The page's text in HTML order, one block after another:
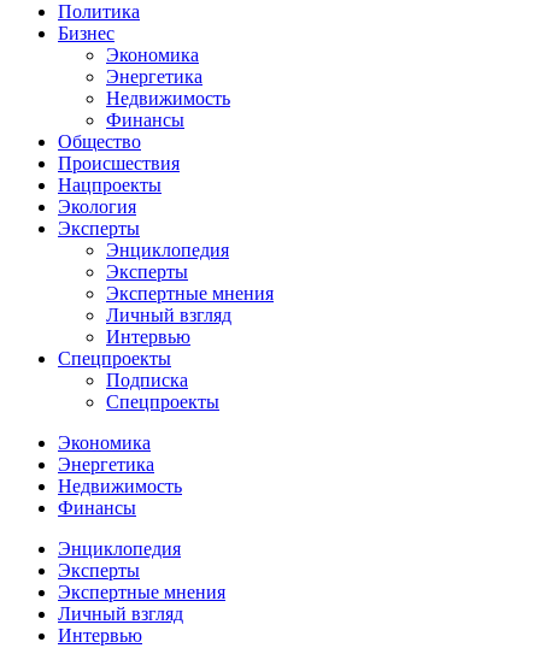
Политика
Бизнес
Экономика
Энергетика
Недвижимость
Финансы
Общество
Происшествия
Нацпроекты
Экология
Эксперты
Энциклопедия
Эксперты
Экспертные мнения
Личный взгляд
Интервью
Спецпроекты
Подписка
Спецпроекты
Экономика
Энергетика
Недвижимость
Финансы
Энциклопедия
Эксперты
Экспертные мнения
Личный взгляд
Интервью